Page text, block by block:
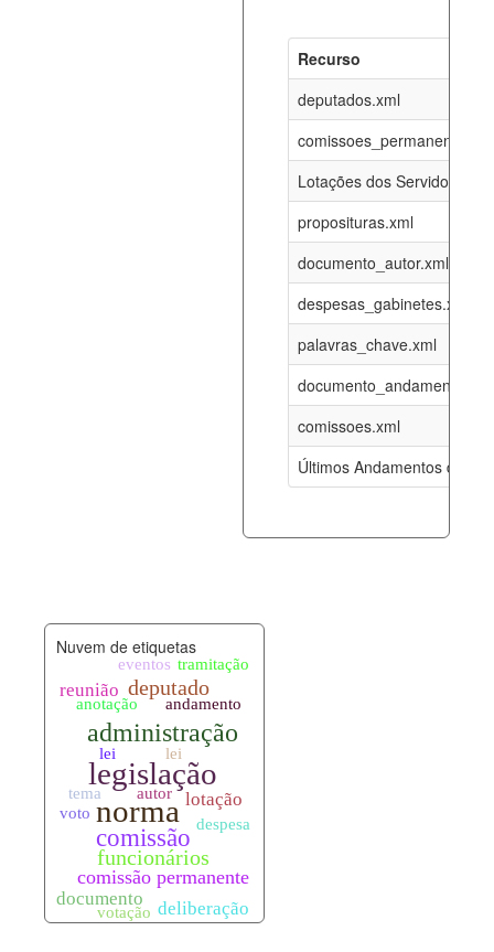
Recurso
deputados.xml
Lotações dos Servidores
proposituras.xml
documento_autor.xml
despesas_gabinetes.xml
palavras_chave.xml
documento_andamento.xml
comissoes.xml
Últimos Andamentos de
documento_andamento_atual.xml
06-08-
funcionarios_lotacoes.xml
funcionarios_cargos.xml 12-05-
06-08-
documento_andamento.xml 06-08-
palavras_chave.xml 06-08-
legislacao_norma_anotacoes.xml
Nuvem de etiquetas